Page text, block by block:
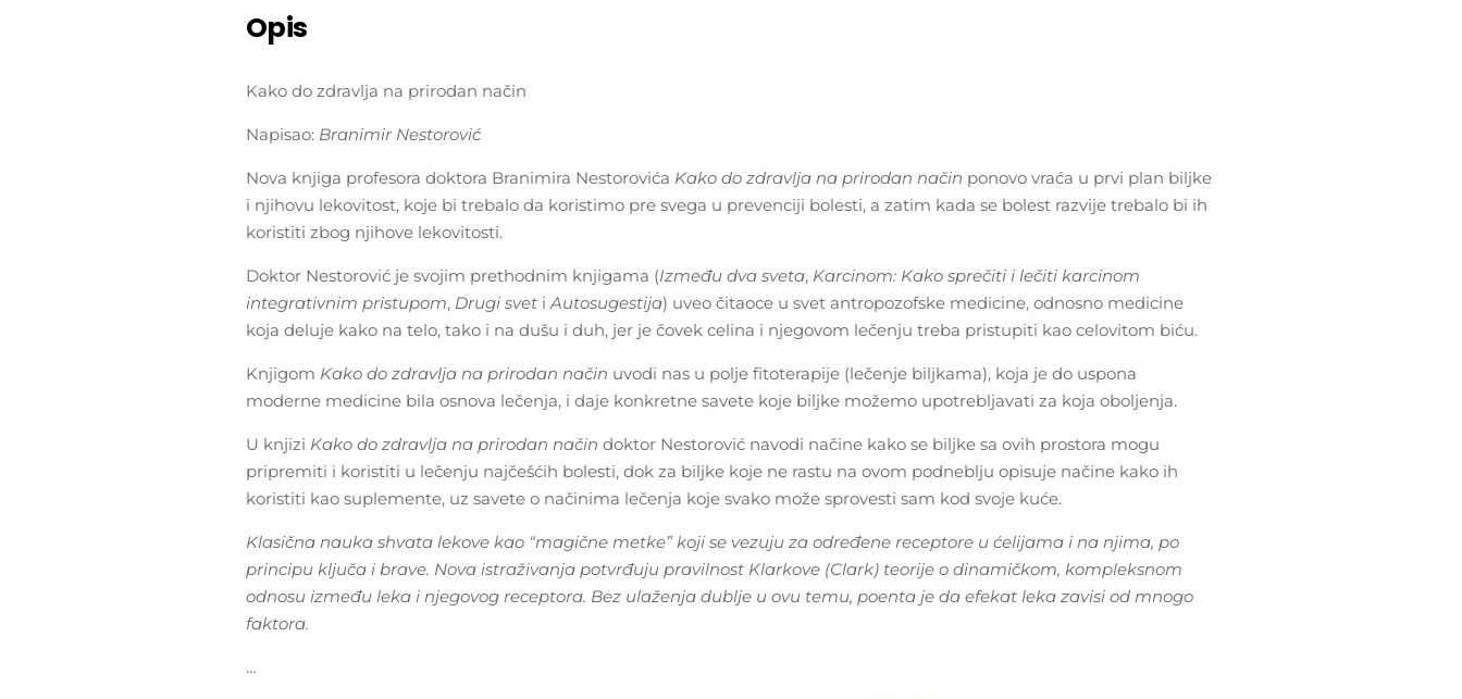
Opis
Kako do zdravlja na prirodan način
Napisao: Branimir Nestorović
Nova knjiga profesora doktora Branimira Nestorovića Kako do zdravlja na prirodan način ponovo vraća u prvi plan biljke
i njihovu lekovitost, koje bi trebalo da koristimo pre svega u prevenciji bolesti, a zatim kada se bolest razvije trebalo bi ih
koristiti zbog njihove lekovitosti.
Doktor Nestorović je svojim prethodnim knjigama (Između dva sveta, Karcinom: Kako sprečiti i lečiti karcinom
integrativnim pristupom, Drugi svet iAutosugestija) uveo čitaoce u svet antropozofske medicine, odnosno medicine
koja deluje kako na telo, tako i na dušu i duh, jer je čovek celina i njegovom lečenju treba pristupiti kao celovitom biću.
Knjigom Kako do zdravlja na prirodan način uvodi nas u polje fitoterapije (lečenje biljkama), koja je do uspona
moderne medicine bila osnova lečenja, i daje konkretne savete koje biljke možemo upotrebljavati za koja oboljenja.
U knjizi Kako do zdravlja na prirodan način doktor Nestorović navodi načine kako se biljke sa ovih prostora mogu
pripremiti i koristiti u lečenju najčešćih bolesti, dok za biljke koje ne rastu na ovom podneblju opisuje načine kako ih
koristiti kao suplemente, uz savete o načinima lečenja koje svako može sprovesti sam kod svoje kuće.
Klasična nauka shvata lekove kao “magične metke” koji se vezuju za određene receptore u ćelijama i na njima, po
principu ključa i brave. Nova istraživanja potvrđuju pravilnost Klarkove (Clark) teorije o dinamičkom, kompleksnom
odnosu između leka i njegovog receptora. Bez ulaženja dublje u ovu temu, poenta je da efekat leka zavisi od mnogo
faktora.
…